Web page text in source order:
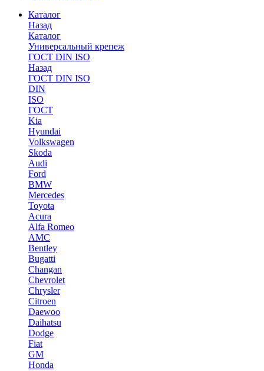
Каталог
Назад
Каталог
Универсальный крепеж
ГОСТ DIN ISO
Назад
ГОСТ DIN ISO
DIN
ISO
ГОСТ
Kia
Hyundai
Volkswagen
Skoda
Audi
Ford
BMW
Mercedes
Toyota
Acura
Alfa Romeo
AMC
Bentley
Bugatti
Changan
Chevrolet
Chrysler
Citroen
Daewoo
Daihatsu
Dodge
Fiat
GM
Honda